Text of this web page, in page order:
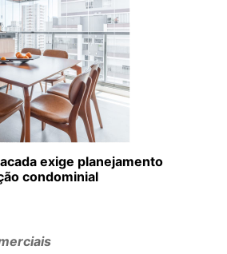
exige planejamento
condominial